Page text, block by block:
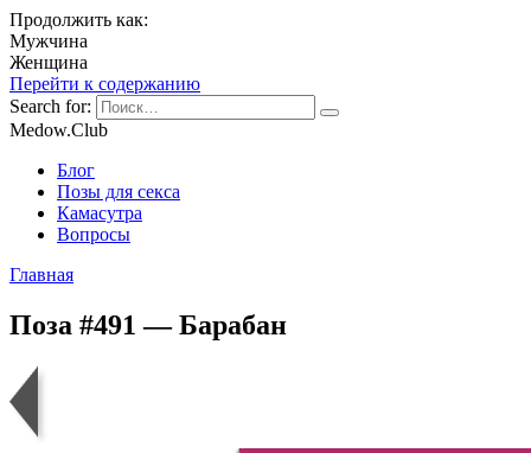
Продолжить как:
Мужчина
Женщина
Перейти к содержанию
Search for:
Medow.Club
Блог
Позы для секса
Камасутра
Вопросы
Главная
Поза #491 — Барабан